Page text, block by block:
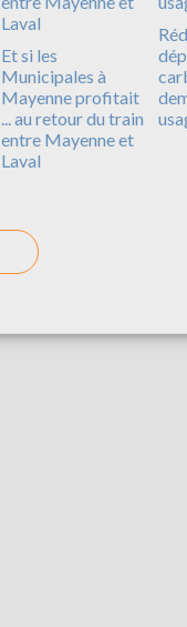
Et si les
Municipales à
Mayenne profitait
... au retour du train
entre Mayenne et
Laval